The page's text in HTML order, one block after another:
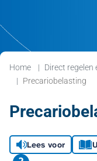
Home Direct regelen en
Precariobelasting
Lees voor